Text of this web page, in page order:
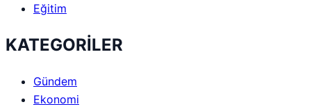
Eğitim
KATEGORİLER
Gündem
Ekonomi